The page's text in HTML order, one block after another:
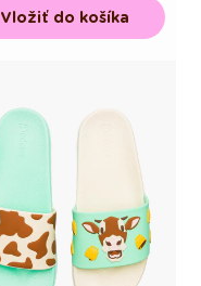
Vložiť do košíka